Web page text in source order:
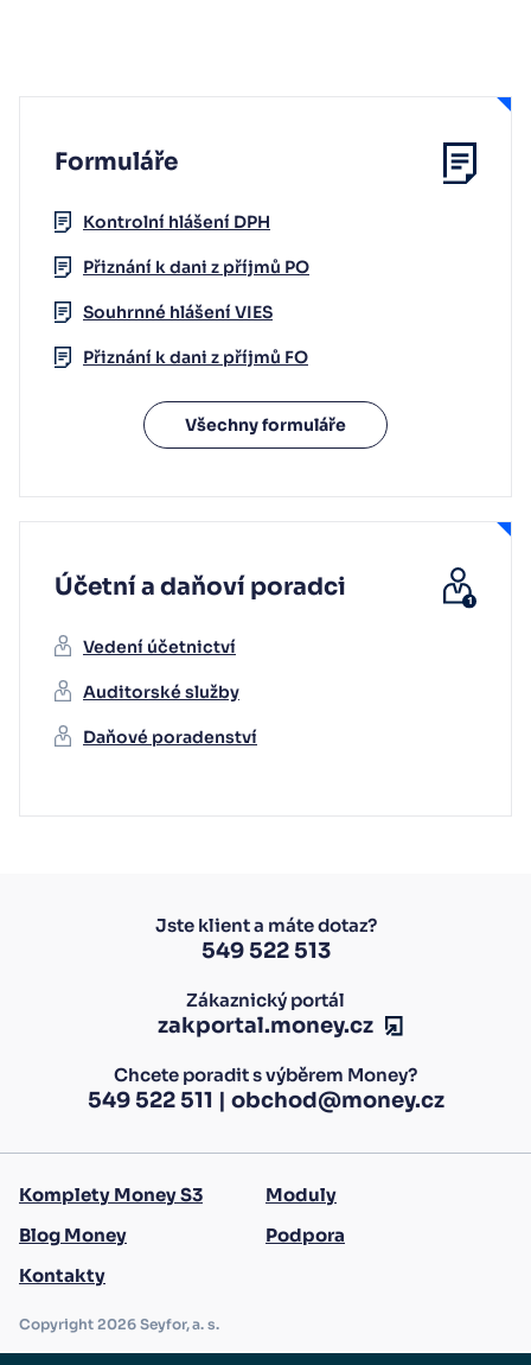
Formuláře
Kontrolní hlášení DPH
Přiznání k dani z příjmů PO
Souhrnné hlášení VIES
Přiznání k dani z příjmů FO
Všechny formuláře
Účetní a daňoví poradci
Vedení účetnictví
Auditorské služby
Daňové poradenství
Jste klient a máte dotaz?
549 522 513
Zákaznický portál
zakportal.money.cz
Chcete poradit s výběrem Money?
549 522 511 | obchod@money.cz
Komplety Money S3
Moduly
Blog Money
Podpora
Kontakty
Copyright 2026 Seyfor, a. s.